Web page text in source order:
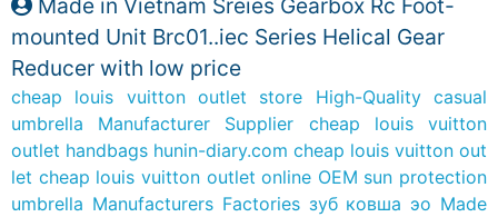
mounted Unit Brc01..iec Series Helical Gear
Reducer with low price
cheap louis vuitton outlet store
High-Quality casual
umbrella Manufacturer Supplier
cheap louis vuitton
outlet handbags hunin-diary.com cheap louis vuitton out
let cheap louis vuitton outlet online OEM sun protection
umbrella Manufacturers Factories зуб ковша эо Made